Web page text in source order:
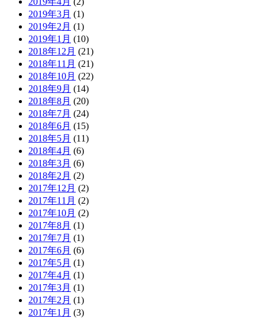
2019年3月 (1)
2019年2月 (1)
2019年1月 (10)
2018年12月 (21)
2018年11月 (21)
2018年10月 (22)
2018年9月 (14)
2018年8月 (20)
2018年7月 (24)
2018年6月 (15)
2018年5月 (11)
2018年4月 (6)
2018年3月 (6)
2018年2月 (2)
2017年12月 (2)
2017年11月 (2)
2017年10月 (2)
2017年8月 (1)
2017年7月 (1)
2017年6月 (6)
2017年5月 (1)
2017年4月 (1)
2017年3月 (1)
2017年2月 (1)
2017年1月 (3)